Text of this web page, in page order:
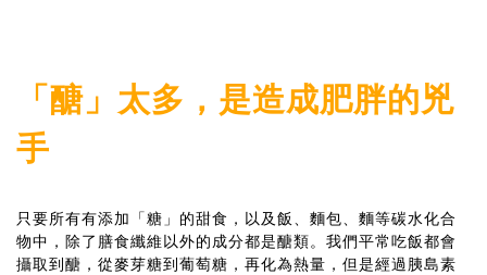
「醣」太多，是造成肥胖的兇
手
只要所有有添加「糖」的甜食，以及飯、麵包、麵等碳水化合
物中，除了膳食纖維以外的成分都是醣類。我們平常吃飯都會
攝取到醣，從麥芽糖到葡萄糖，再化為熱量，但是經過胰島素